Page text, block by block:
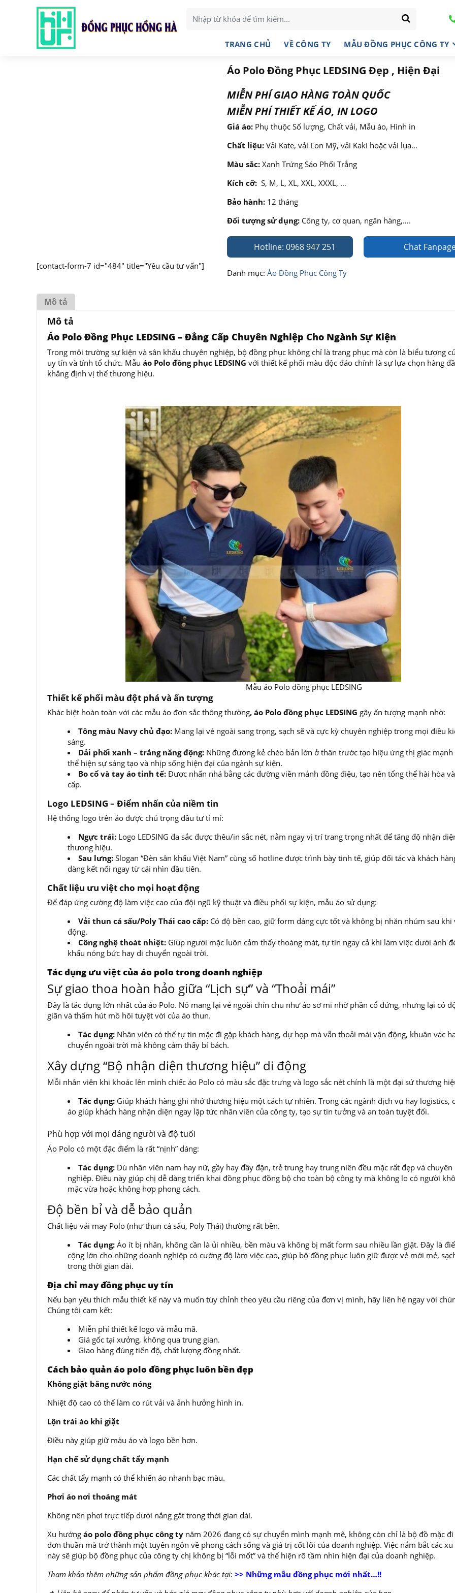
TRANG CHỦ VỀ CÔNG TY MẪU ĐỒNG PHỤC CÔNG TY
[contact-form-7 id="484" title="Yêu cầu tư vấn"]
Áo Polo Đồng Phục LEDSING Đẹp , Hiện Đại
MIỄN PHÍ GIAO HÀNG TOÀN QUỐC
MIỄN PHÍ THIẾT KẾ ÁO, IN LOGO
Giá áo:Phụ thuộc Số lượng, Chất vải, Mẫu áo, Hình in
Chất liệu:Vải Kate, vải Lon Mỹ, vải Kaki hoặc vải lụa…
Màu sắc:Xanh Trứng Sáo Phối Trắng
Kích cỡ:S, M, L, XL, XXL, XXXL, …
Bảo hành:12 tháng
Đối tượng sử dụng:Công ty, cơ quan, ngân hàng,….
Hotline: 0968 947 251 Chat
Danh mục: Áo Đồng Phục Công Ty
Mô tả
Mô tả
Áo Polo Đồng Phục LEDSING – Đẳng Cấp Chuyên Nghiệp Cho Ngành Sự Kiện
Trong môi trường sự kiện và sân khấu chuyên nghiệp, bộ đồng phục không chỉ là trang phục mà còn là biểu tượng
uy tín và tính tổ chức. Mẫu áo Polo đồng phục LEDSING với thiết kế phối màu độc đáo chính là sự lựa chọn hàng
khẳng định vị thế thương hiệu.
Mẫu áo Polo đồng phục LEDSING
Thiết kế phối màu đột phá và ấn tượng
Khác biệt hoàn toàn với các mẫu áo đơn sắc thông thường, áo Polo đồng phục LEDSING gây ấn tượng mạnh nhờ:
Tông màu Navy chủ đạo: Mang lại vẻ ngoài sang trọng, sạch sẽ và cực kỳ chuyên nghiệp trong mọi điều
sáng.
Dải phối xanh – trắng năng động: Những đường kẻ chéo bản lớn ở thân trước tạo hiệu ứng thị giác mạnh
thể hiện sự sáng tạo và nhịp sống hiện đại của ngành sự kiện.
Bo cổ và tay áo tinh tế: Được nhấn nhá bằng các đường viền mảnh đồng điệu, tạo nên tổng thể hài hòa
cấp.
Logo LEDSING – Điểm nhấn của niềm tin
Hệ thống logo trên áo được chú trọng đầu tư tỉ mỉ:
Ngực trái: Logo LEDSING đa sắc được thêu/in sắc nét, nằm ngay vị trí trang trọng nhất để tăng độ nhận
thương hiệu.
Sau lưng: Slogan “Đèn sân khấu Việt Nam” cùng số hotline được trình bày tinh tế, giúp đối tác và khách
dàng kết nối ngay từ cái nhìn đầu tiên.
Chất liệu ưu việt cho mọi hoạt động
Để đáp ứng cường độ làm việc cao của đội ngũ kỹ thuật và điều phối sự kiện, mẫu áo sử dụng:
Vải thun cá sấu/Poly Thái cao cấp: Có độ bền cao, giữ form dáng cực tốt và không bị nhăn nhúm sau khi
động.
Công nghệ thoát nhiệt: Giúp người mặc luôn cảm thấy thoáng mát, tự tin ngay cả khi làm việc dưới ánh
khấu nóng bức hay di chuyển ngoài trời.
Tác dụng ưu việt của áo polo trong doanh nghiệp
Sự giao thoa hoàn hảo giữa “Lịch sự” và “Thoải mái”
Đây là tác dụng lớn nhất của áo Polo. Nó mang lại vẻ ngoài chỉn chu như áo sơ mi nhờ phần cổ đứng, nhưng lại có
giãn và thấm hút mồ hôi tuyệt vời của áo thun.
Tác dụng: Nhân viên có thể tự tin mặc đi gặp khách hàng, dự họp mà vẫn thoải mái vận động, khuân vác
chuyển ngoài trời mà không cảm thấy bí bách.
Xây dựng “Bộ nhận diện thương hiệu” di động
Mỗi nhân viên khi khoác lên mình chiếc áo Polo có màu sắc đặc trưng và logo sắc nét chính là một đại sứ thương
Tác dụng: Giúp khách hàng ghi nhớ thương hiệu một cách tự nhiên. Trong các ngành dịch vụ hay logistics,
áo giúp khách hàng nhận diện ngay lập tức nhân viên của công ty, tạo sự tin tưởng và an toàn tuyệt đối.
Phù hợp với mọi dáng người và độ tuổi
Áo Polo có một đặc điểm là rất “nịnh” dáng:
Tác dụng: Dù nhân viên nam hay nữ, gầy hay đầy đặn, trẻ trung hay trung niên đều mặc rất đẹp và chuyên
nghiệp. Điều này giúp chị dễ dàng triển khai đồng phục đồng bộ cho toàn bộ công ty mà không lo có người
mặc vừa hoặc không hợp phong cách.
Độ bền bỉ và dễ bảo quản
Chất liệu vải may Polo (như thun cá sấu, Poly Thái) thường rất bền.
Tác dụng: Áo ít bị nhăn, không cần là ủi nhiều, bền màu và không bị mất form sau nhiều lần giặt. Đây là
cộng lớn cho những doanh nghiệp có cường độ làm việc cao, giúp bộ đồng phục luôn giữ được vẻ mới mẻ,
trong thời gian dài.
Địa chỉ may đồng phục uy tín
Nếu bạn yêu thích mẫu thiết kế này và muốn tùy chỉnh theo yêu cầu riêng của đơn vị mình, hãy liên hệ ngay với
Chúng tôi cam kết:
Miễn phí thiết kế logo và mẫu mã.
Giá gốc tại xưởng, không qua trung gian.
Giao hàng đúng tiến độ, chất lượng đồng nhất.
Cách bảo quản áo polo đồng phục luôn bền đẹp
Không giặt bằng nước nóng
Nhiệt độ cao có thể làm co rút vải và ảnh hưởng hình in.
Lộn trái áo khi giặt
Điều này giúp giữ màu áo và logo bền hơn.
Hạn chế sử dụng chất tẩy mạnh
Các chất tẩy mạnh có thể khiến áo nhanh bạc màu.
Phơi áo nơi thoáng mát
Không nên phơi trực tiếp dưới nắng gắt trong thời gian dài.
Xu hướng áo polo đồng phục công ty năm 2026 đang có sự chuyển mình mạnh mẽ, không còn chỉ là bộ đồ mặc
đơn thuần mà trở thành một tuyên ngôn về phong cách sống và giá trị cốt lõi của doanh nghiệp. Việc nắm bắt các
này sẽ giúp bộ đồng phục của công ty chị không bị “lỗi mốt” và thể hiện rõ tầm nhìn hiện đại của doanh nghiệp.
Tham khảo thêm những sản phẩm đồng phục khác tại: >> Những mẫu đồng phục mới nhất…!!